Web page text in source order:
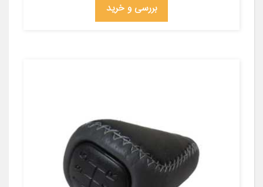
بررسی و خرید